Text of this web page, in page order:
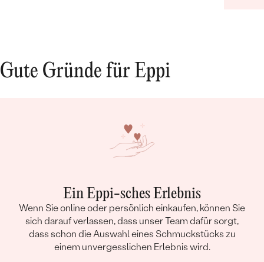
Gute Gründe für Eppi
Ein Eppi-sches Erlebnis
Wenn Sie online oder persönlich einkaufen, können Sie
sich darauf verlassen, dass unser Team dafür sorgt,
dass schon die Auswahl eines Schmuckstücks zu
einem unvergesslichen Erlebnis wird.